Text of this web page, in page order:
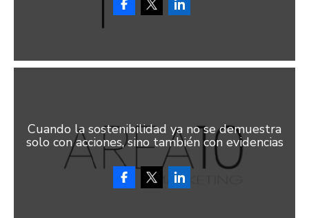
Cuando la sostenibilidad ya no se demuestra
solo con acciones, sino también con evidencias